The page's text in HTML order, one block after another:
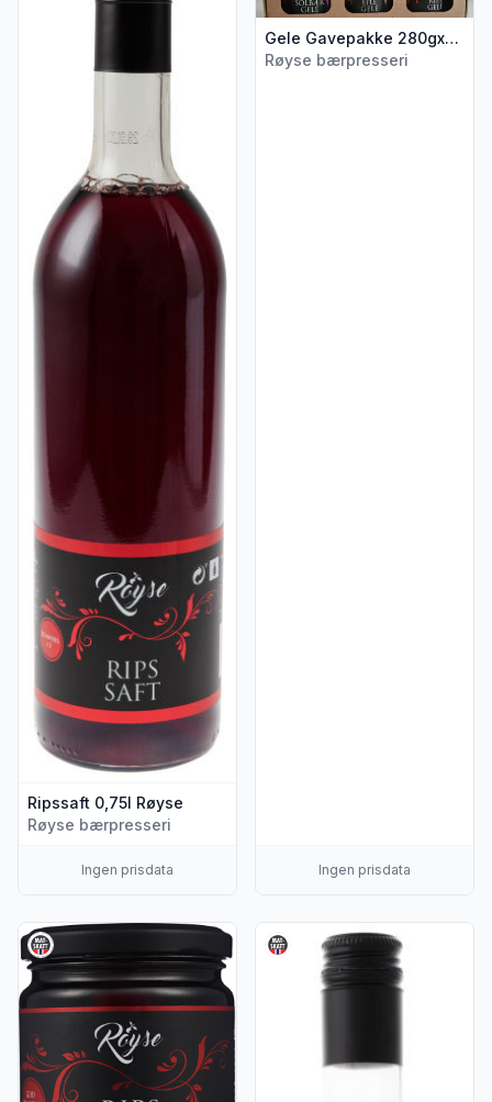
Ripssaft 0,75l Røyse
Røyse bærpresseri
Ingen prisdata
Gele Gavepakke 280gx3 glass Røyse
Røyse bærpresseri
Ingen prisdata
Vis flere detaljer for produktet "Ripsgele 280g Røyse"
Vis flere detaljer for